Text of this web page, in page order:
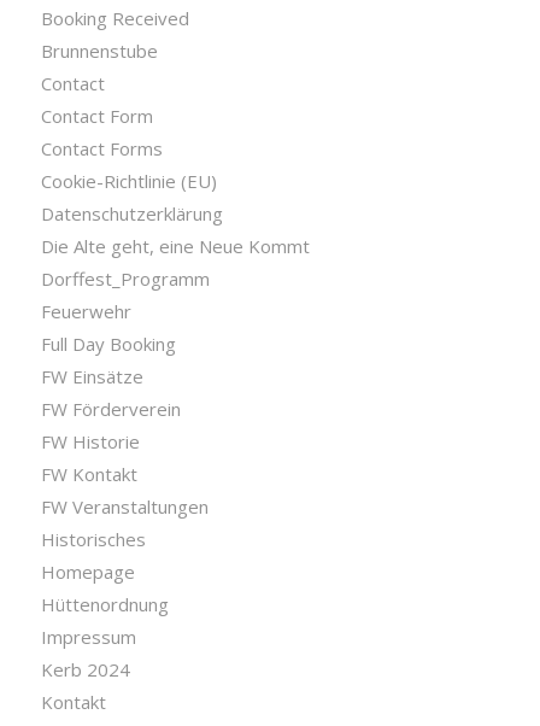
Booking Received
Brunnenstube
Contact
Contact Form
Contact Forms
Cookie-Richtlinie (EU)
Datenschutzerklärung
Die Alte geht, eine Neue Kommt
Dorffest_Programm
Feuerwehr
Full Day Booking
FW Einsätze
FW Förderverein
FW Historie
FW Kontakt
FW Veranstaltungen
Historisches
Homepage
Hüttenordnung
Impressum
Kerb 2024
Kontakt